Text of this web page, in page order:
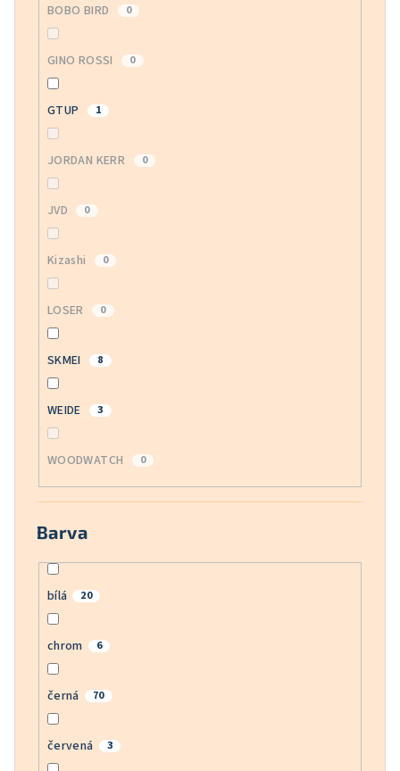
BOBO BIRD 0
GINO ROSSI 0
GTUP 1
JORDAN KERR 0
JVD 0
Kizashi 0
LOSER 0
SKMEI 8
WEIDE 3
WOODWATCH 0
Barva
bílá 20
chrom 6
černá 70
červená 3